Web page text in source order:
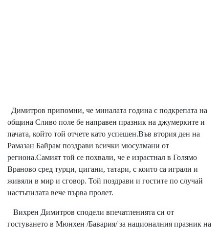
Димитров припомни, че миналата година с подкрепата на
община Сливо поле бе направен празник на джумерките и
пачата, който той отчете като успешен.Във втория ден на
Рамазан Байрам поздрави всички мюсулмани от
региона.Самият той се похвали, че е израстнал в Голямо
Враново сред турци, цигани, татари, с които са играли и
живяли в мир и сговор. Той поздрави и гостите по случай
настъпилата вече първа пролет.
Вихрен Димитров сподели впечатленията си от
гостуването в Мюнхен /Бавария/ за националния празник на